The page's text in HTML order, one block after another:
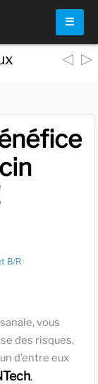
☰
◁ ▷
B/R
vous
des risques.
d’entre eux
.